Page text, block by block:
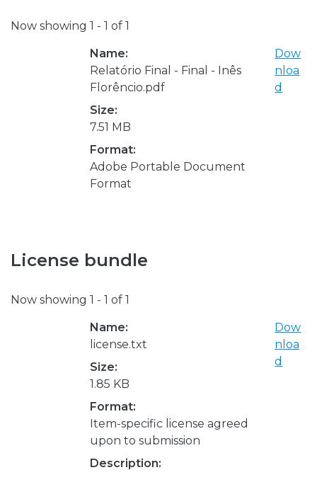
Now showing 1 - 1 of 1
Name:
Relatório Final - Final - Inês
Florêncio.pdf
Size:
7.51 MB
Format:
Adobe Portable Document
Format
Dow
nloa
d
License bundle
Now showing 1 - 1 of 1
Name:
license.txt
Size:
1.85 KB
Format:
Item-specific license agreed
upon to submission
Description:
Dow
nloa
d